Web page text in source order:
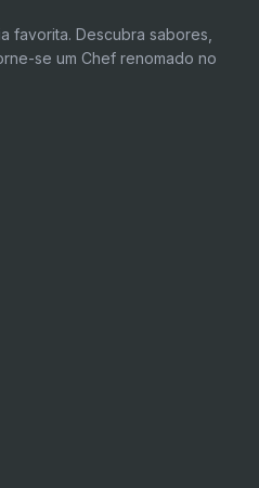
favorita. Descubra sabores,
se um Chef renomado no